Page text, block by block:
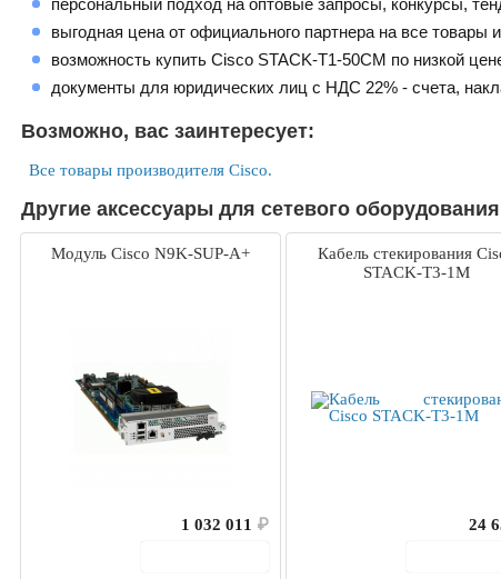
персональный подход на оптовые запросы, конкурсы,
выгодная цена от официального партнера на все товары
возможность купить Cisco STACK-T1-50CM по низкой
документы для юридических лиц с НДС 22% - счета,
Возможно, вас заинтересует:
Все товары производителя Cisco.
Другие аксессуары для сетевого
Модуль Cisco N9K-SUP-A+
1 032 011 ₽
Кабель стекирования
STACK-T3-1M
24